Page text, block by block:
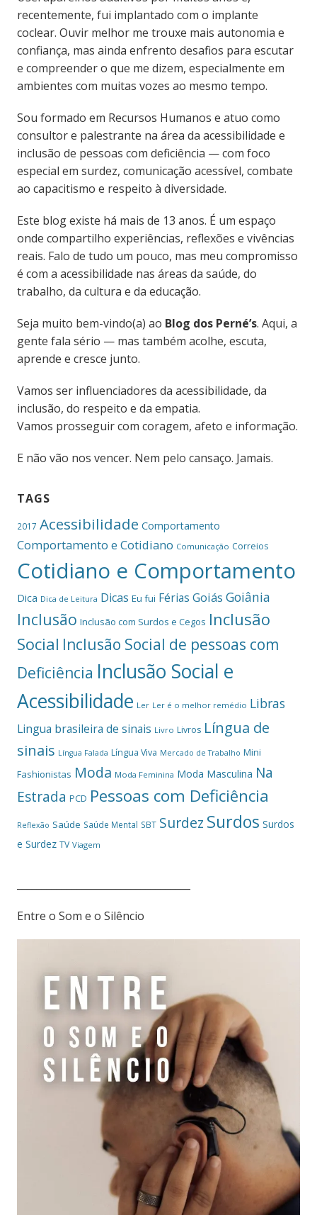
recentemente, fui implantado com o implante
coclear. Ouvir melhor me trouxe mais autonomia e
confiança, mas ainda enfrento desafios para escutar
e compreender o que me dizem, especialmente em
ambientes com muitas vozes ao mesmo tempo.
Sou formado em Recursos Humanos e atuo como
consultor e palestrante na área da acessibilidade e
inclusão de pessoas com deficiência — com foco
especial em surdez, comunicação acessível, combate
ao capacitismo e respeito à diversidade.
Este blog existe há mais de 13 anos. É um espaço
onde compartilho experiências, reflexões e vivências
reais. Falo de tudo um pouco, mas meu compromisso
é com a acessibilidade nas áreas da saúde, do
trabalho, da cultura e da educação.
Seja muito bem-vindo(a) ao Blog dos Perné’s. Aqui, a
gente fala sério — mas também acolhe, escuta,
aprende e cresce junto.
Vamos ser influenciadores da acessibilidade, da
inclusão, do respeito e da empatia.
Vamos prosseguir com coragem, afeto e informação.
E não vão nos vencer. Nem pelo cansaço. Jamais.
TAGS
2017 Acessibilidade Comportamento
Comportamento e Cotidiano Comunicação Correios
Cotidiano e Comportamento
Dica Dica de Leitura Dicas Eu fui Férias Goiás Goiânia
Inclusão Inclusão com Surdos e Cegos Inclusão
Social Inclusão Social de pessoas com
Deficiência Inclusão Social e
Acessibilidade Ler Ler é o melhor remédio Libras
Lingua brasileira de sinais Livro Livros Língua de
sinais Língua Falada Língua Viva Mercado de Trabalho Mini
Fashionistas Moda Moda Feminina Moda Masculina Na
Estrada PCD Pessoas com Deficiência
Reflexão Saúde Saúde Mental SBT Surdez Surdos Surdos
e Surdez TV Viagem
Entre o Som e o Silêncio